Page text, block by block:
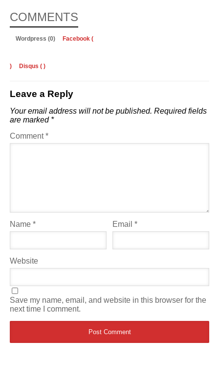
COMMENTS
Wordpress (0) Facebook (
) Disqus ( )
Leave a Reply
Your email address will not be published. Required fields
are marked *
Comment*
Name * Email*
Website
Save my name, email, and website in this browser for the
next time I comment.